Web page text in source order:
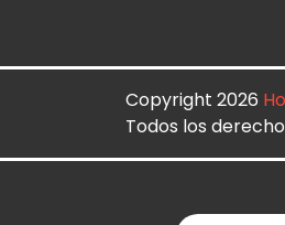
Copyright 2026
Todos los